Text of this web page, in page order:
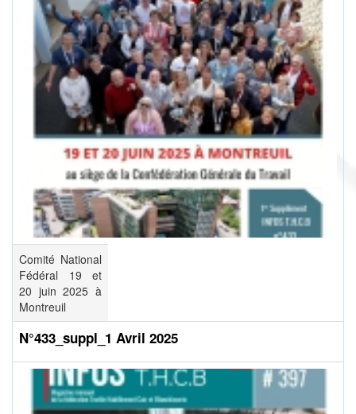
Comité National
Fédéral 19 et
20 juin 2025 à
Montreuil
N°433_suppl_1 Avril 2025